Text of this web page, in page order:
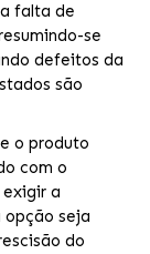
falta de
se
defeitos da
são
o produto
com o
a
opção seja
do